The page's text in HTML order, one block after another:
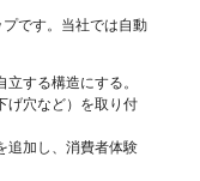
です。当社では自動
する構造にする。
げ穴など）を取り付
追加し、消費者体験